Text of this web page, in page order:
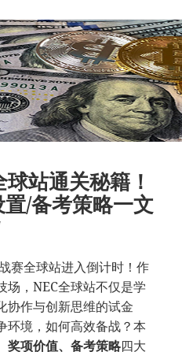
站通关秘籍！
/备考策略一文
赛全球站进入倒计时！作
场，NEC全球站不仅是学
协作与创新思维的试金
环境，如何高效备战？本
奖项价值、备考策略​​四大